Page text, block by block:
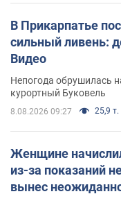
В Прикарпатье
сильный ливень:
Видео
Непогода обрушилась
курортный Буковель
8.08.2026 09:27 25,9 т.
Женщине
из-за показаний
вынес